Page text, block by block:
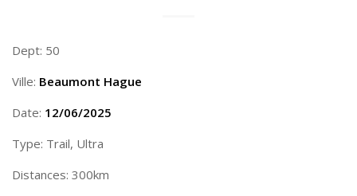
Dept: 50
Ville: Beaumont Hague
Date: 12/06/2025
Type: Trail, Ultra
Distances: 300km